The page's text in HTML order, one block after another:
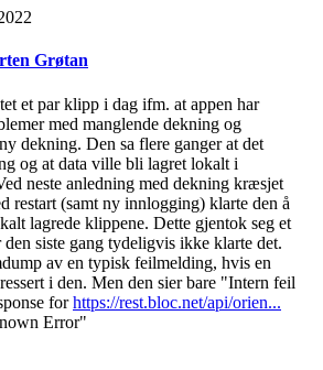
Grøtan
et par klipp i dag ifm. at appen har
med manglende dekning og
dekning. Den sa flere ganger at det
og at data ville bli lagret lokalt i
neste anledning med dekning kræsjet
restart (samt ny innlogging) klarte den å
lagrede klippene. Dette gjentok seg et
den siste gang tydeligvis ikke klarte det.
av en typisk feilmelding, hvis en
i den. Men den sier bare "Intern feil
forhttps://rest.bloc.net/api/orien...
Error"